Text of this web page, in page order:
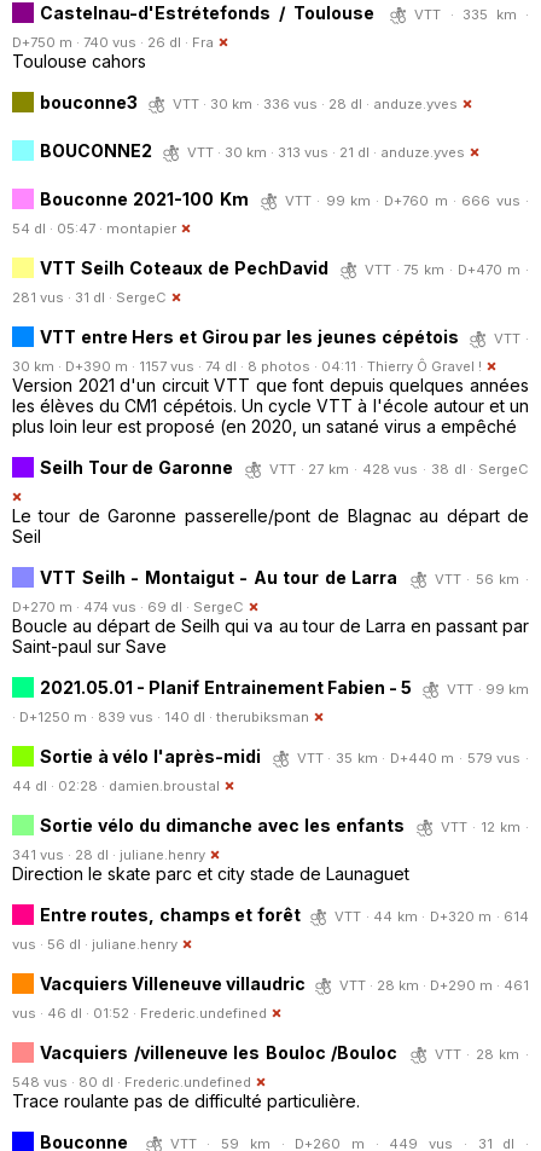
Castelnau-d'Estrétefonds / Toulouse
VTT · 335 km ·
D+750 m · 740 vus · 26 dl · Fra
Toulouse cahors
bouconne3
VTT · 30 km · 336 vus · 28 dl · anduze.yves
BOUCONNE2 VTT · 30 km · 313 vus · 21 dl · anduze.yves
Bouconne 2021-100 Km
VTT · 99 km · D+760 m · 666 vus ·
54 dl · 05:47 · montapier
VTT Seilh Coteaux de PechDavid
VTT · 75 km · D+470 m ·
281 vus · 31 dl · SergeC
VTT entre Hers et Girou par les jeunes cépétois
VTT ·
30 km · D+390 m · 1157 vus · 74 dl · 8 photos · 04:11 · Thierry Ô Gravel !
Version 2021 d'un circuit VTT que font depuis quelques années
les élèves du CM1 cépétois. Un cycle VTT à l'école autour et un
plus loin leur est proposé (en 2020, un satané virus a empêché
Seilh Tour de Garonne
VTT · 27 km · 428 vus · 38 dl · SergeC
Le tour de Garonne passerelle/pont de Blagnac au départ de
Seil
VTT Seilh - Montaigut - Au tour de Larra
VTT · 56 km ·
D+270 m · 474 vus · 69 dl · SergeC
Boucle au départ de Seilh qui va au tour de Larra en passant par
Saint-paul sur Save
2021.05.01 - Planif Entrainement Fabien - 5
VTT · 99 km
· D+1250 m · 839 vus · 140 dl · therubiksman
Sortie à vélo l'après-midi
VTT · 35 km · D+440 m · 579 vus ·
44 dl · 02:28 · damien.broustal
Sortie vélo du dimanche avec les enfants
VTT · 12 km ·
341 vus · 28 dl · juliane.henry
Direction le skate parc et city stade de Launaguet
Entre routes, champs et forêt
VTT · 44 km · D+320 m · 614
vus · 56 dl · juliane.henry
Vacquiers Villeneuve villaudric
VTT · 28 km · D+290 m · 461
vus · 46 dl · 01:52 · Frederic.undefined
Vacquiers /villeneuve les Bouloc /Bouloc
VTT · 28 km ·
548 vus · 80 dl · Frederic.undefined
Trace roulante pas de difficulté particulière.
Bouconne
VTT · 59 km · D+260 m · 449 vus · 31 dl ·